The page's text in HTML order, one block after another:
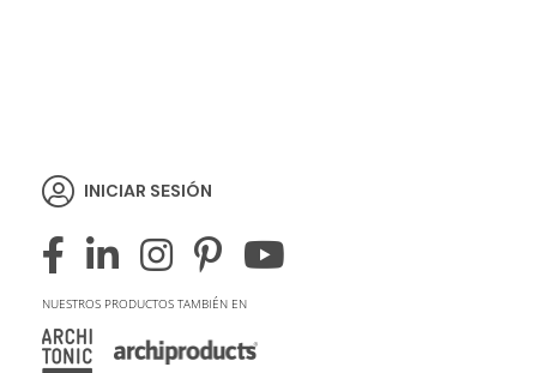
INICIAR SESIÓN
NUESTROS PRODUCTOS TAMBIÉN EN